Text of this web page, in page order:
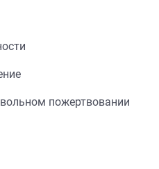
пожертвовании